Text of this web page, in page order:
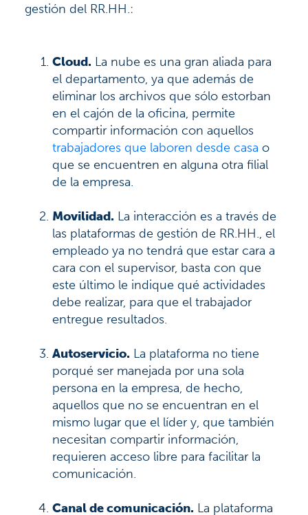
gestión del RR.HH.:
Cloud. La nube es una gran aliada para
el departamento, ya que además de
eliminar los archivos que sólo estorban
en el cajón de la oficina, permite
compartir información con aquellos
trabajadores que laboren desde casa o
que se encuentren en alguna otra filial
de la empresa.
Movilidad. La interacción es a través de
las plataformas de gestión de RR.HH., el
empleado ya no tendrá que estar cara a
cara con el supervisor, basta con que
este último le indique qué actividades
debe realizar, para que el trabajador
entregue resultados.
Autoservicio. La plataforma no tiene
porqué ser manejada por una sola
persona en la empresa, de hecho,
aquellos que no se encuentran en el
mismo lugar que el líder y, que también
necesitan compartir información,
requieren acceso libre para facilitar la
comunicación.
Canal de comunicación. La plataforma